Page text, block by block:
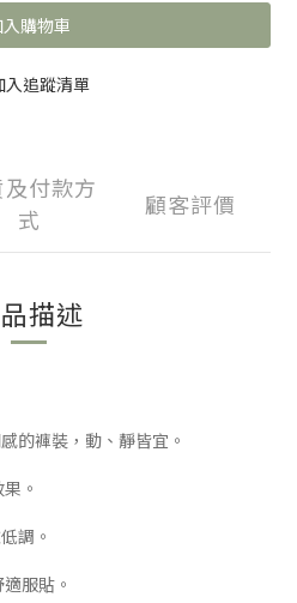
入購物車
入追蹤清單
付款方
式
顧客評價
描述
的褲裝，動、靜皆宜。
。
調。
服貼。